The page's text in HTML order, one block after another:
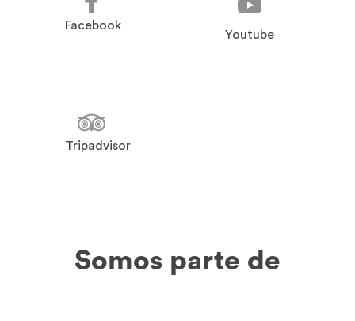
Facebook
Youtube
Tripadvisor
Somos parte de